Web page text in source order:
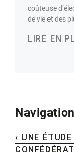
coûteuse
de vie et des
LIRE EN
‹ UNE